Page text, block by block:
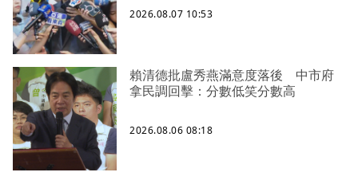
2026.08.07 10:53
賴清德批盧秀燕滿意度落後 中市府
拿民調回擊：分數低笑分數高
2026.08.06 08:18